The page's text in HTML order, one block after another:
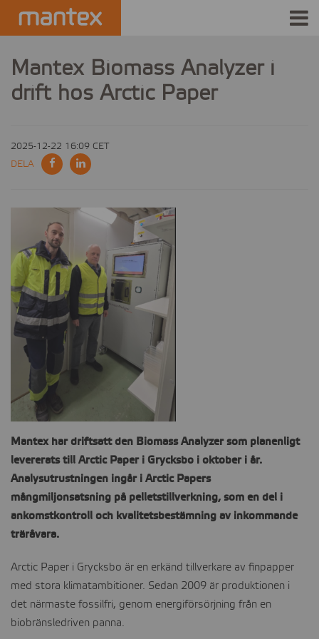
PRODUCTS
STORIES
ABOUT US
PRESS
CONTACT
Mantex Biomass Analyzer i
drift hos Arctic Paper
2025-12-22 16:09 CET
DELA
Mantex har driftsatt den Biomass Analyzer som planenligt
levererats till Arctic Paper i Grycksbo i oktober i år.
Analysutrustningen ingår i Arctic Papers
mångmiljonsatsning på pelletstillverkning, som en del i
ankomstkontroll och kvalitetsbestämning av inkommande
träråvara.
Arctic Paper i Grycksbo är en erkänd tillverkare av finpapper
med stora klimatambitioner. Sedan 2009 är produktionen i
det närmaste fossilfri, genom energiförsörjning från en
biobränsledriven panna.